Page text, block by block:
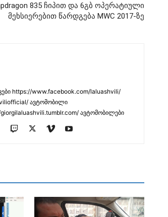
835 ჩიპით და 6გბ ოპერატიული
მეხსიერებით წარდგება MWC 2017-ზე
https://www.facebook.com/laluashvili/
ავტომობილი
ავტომობილები